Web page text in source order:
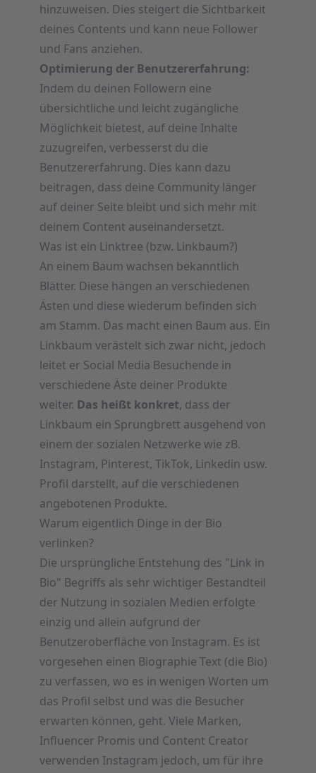
hinzuweisen. Dies steigert die Sichtbarkeit
deines Contents und kann neue Follower
und Fans anziehen.
Optimierung der Benutzererfahrung:
Indem du deinen Followern eine
übersichtliche und leicht zugängliche
Möglichkeit bietest, auf deine Inhalte
zuzugreifen, verbesserst du die
Benutzererfahrung. Dies kann dazu
beitragen, dass deine Community länger
auf deiner Seite bleibt und sich mehr mit
deinem Content auseinandersetzt.
Was ist ein Linktree (bzw. Linkbaum?)
An einem Baum wachsen bekanntlich
Blätter. Diese hängen an verschiedenen
Ästen und diese wiederum befinden sich
am Stamm. Das macht einen Baum aus. Ein
Linkbaum verästelt sich zwar nicht, jedoch
leitet er Social Media Besuchende in
verschiedene Äste deiner Produkte
weiter. Das heißt konkret, dass der
Linkbaum ein Sprungbrett ausgehend von
einem der sozialen Netzwerke wie zB.
Instagram, Pinterest, TikTok, Linkedin usw.
Profil darstellt, auf die verschiedenen
angebotenen Produkte.
Warum eigentlich Dinge in der Bio
verlinken?
Die ursprüngliche Entstehung des "Link in
Bio" Begriffs als sehr wichtiger Bestandteil
der Nutzung in sozialen Medien erfolgte
einzig und allein aufgrund der
Benutzeroberfläche von Instagram. Es ist
vorgesehen einen Biographie Text (die Bio)
zu verfassen, wo es in wenigen Worten um
das Profil selbst und was die Besucher
erwarten können, geht. Viele Marken,
Influencer Promis und Content Creator
verwenden Instagram jedoch, um für ihre